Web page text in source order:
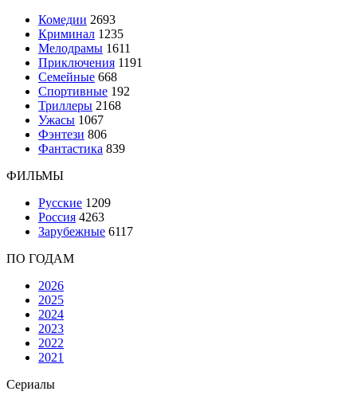
Комедии 2693
Криминал 1235
Мелодрамы 1611
Приключения 1191
Семейные 668
Спортивные 192
Триллеры 2168
Ужасы 1067
Фэнтези 806
Фантастика 839
ФИЛЬМЫ
Русские 1209
Россия 4263
Зарубежные 6117
ПО ГОДАМ
2026
2025
2024
2023
2022
2021
Сериалы